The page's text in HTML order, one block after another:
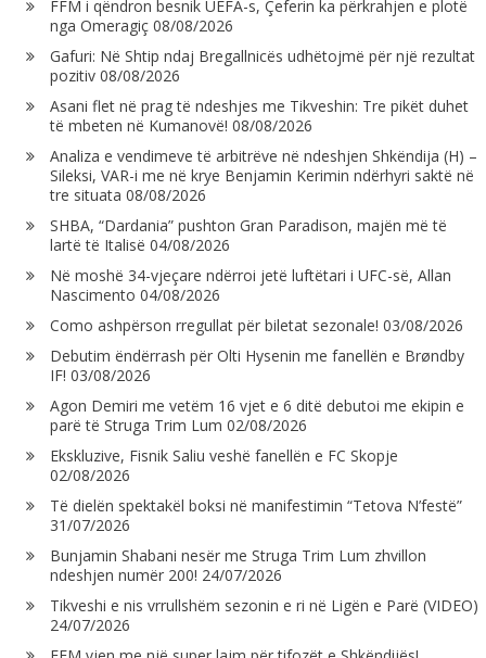
FFM i qëndron besnik UEFA-s, Çeferin ka përkrahjen e plotë
nga Omeragiç 08/08/2026
Gafuri: Në Shtip ndaj Bregallnicës udhëtojmë për një rezultat
pozitiv 08/08/2026
Asani flet në prag të ndeshjes me Tikveshin: Tre pikët duhet
të mbeten në Kumanovë! 08/08/2026
Analiza e vendimeve të arbitrëve në ndeshjen Shkëndija (H) –
Sileksi, VAR-i me në krye Benjamin Kerimin ndërhyri saktë në
tre situata 08/08/2026
SHBA, “Dardania” pushton Gran Paradison, majën më të
lartë të Italisë 04/08/2026
Në moshë 34-vjeçare ndërroi jetë luftëtari i UFC-së, Allan
Nascimento 04/08/2026
Como ashpërson rregullat për biletat sezonale! 03/08/2026
Debutim ëndërrash për Olti Hysenin me fanellën e Brøndby
IF! 03/08/2026
Agon Demiri me vetëm 16 vjet e 6 ditë debutoi me ekipin e
parë të Struga Trim Lum 02/08/2026
Ekskluzive, Fisnik Saliu veshë fanellën e FC Skopje
02/08/2026
Të dielën spektakël boksi në manifestimin “Tetova N’festë”
31/07/2026
Bunjamin Shabani nesër me Struga Trim Lum zhvillon
ndeshjen numër 200! 24/07/2026
Tikveshi e nis vrrullshëm sezonin e ri në Ligën e Parë (VIDEO)
24/07/2026